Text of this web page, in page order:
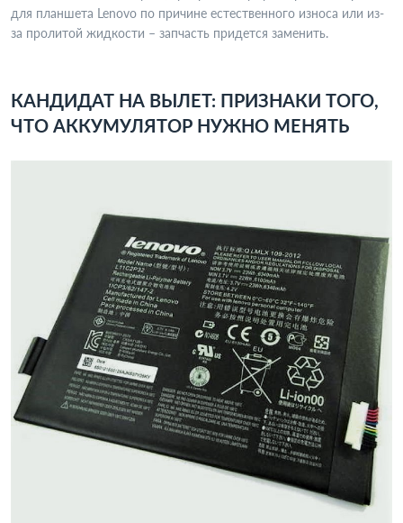
для планшета Lenovo по причине естественного износа или из-
за пролитой жидкости – запчасть придется заменить.
КАНДИДАТ НА ВЫЛЕТ: ПРИЗНАКИ ТОГО,
ЧТО АККУМУЛЯТОР НУЖНО МЕНЯТЬ